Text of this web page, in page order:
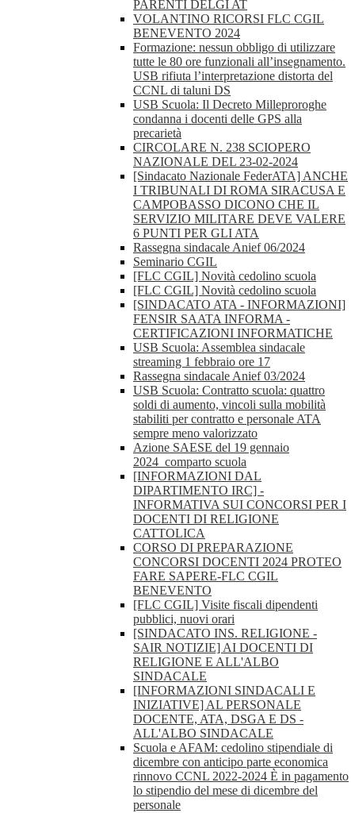
PARENTI DELGI AT
VOLANTINO RICORSI FLC CGIL
BENEVENTO 2024
Formazione: nessun obbligo di utilizzare
tutte le 80 ore funzionali all’insegnamento.
USB rifiuta l’interpretazione distorta del
CCNL di taluni DS
USB Scuola: Il Decreto Milleproroghe
condanna i docenti delle GPS alla
precarietà
CIRCOLARE N. 238 SCIOPERO
NAZIONALE DEL 23-02-2024
[Sindacato Nazionale FederATA] ANCHE
I TRIBUNALI DI ROMA SIRACUSA E
CAMPOBASSO DICONO CHE IL
SERVIZIO MILITARE DEVE VALERE
6 PUNTI PER GLI ATA
Rassegna sindacale Anief 06/2024
Seminario CGIL
[FLC CGIL] Novità cedolino scuola
[FLC CGIL] Novità cedolino scuola
[SINDACATO ATA - INFORMAZIONI]
FENSIR SAATA INFORMA -
CERTIFICAZIONI INFORMATICHE
USB Scuola: Assemblea sindacale
streaming 1 febbraio ore 17
Rassegna sindacale Anief 03/2024
USB Scuola: Contratto scuola: quattro
soldi di aumento, vincoli sulla mobilità
stabiliti per contratto e personale ATA
sempre meno valorizzato
Azione SAESE del 19 gennaio
2024_comparto scuola
[INFORMAZIONI DAL
DIPARTIMENTO IRC] -
INFORMATIVA SUI CONCORSI PER I
DOCENTI DI RELIGIONE
CATTOLICA
CORSO DI PREPARAZIONE
CONCORSI DOCENTI 2024 PROTEO
FARE SAPERE-FLC CGIL
BENEVENTO
[FLC CGIL] Visite fiscali dipendenti
pubblici, nuovi orari
[SINDACATO INS. RELIGIONE -
SAIR NOTIZIE] AI DOCENTI DI
RELIGIONE E ALL'ALBO
SINDACALE
[INFORMAZIONI SINDACALI E
INIZIATIVE] AL PERSONALE
DOCENTE, ATA, DSGA E DS -
ALL'ALBO SINDACALE
Scuola e AFAM: cedolino stipendiale di
dicembre con anticipo parte economica
rinnovo CCNL 2022-2024 È in pagamento
lo stipendio del mese di dicembre del
personale